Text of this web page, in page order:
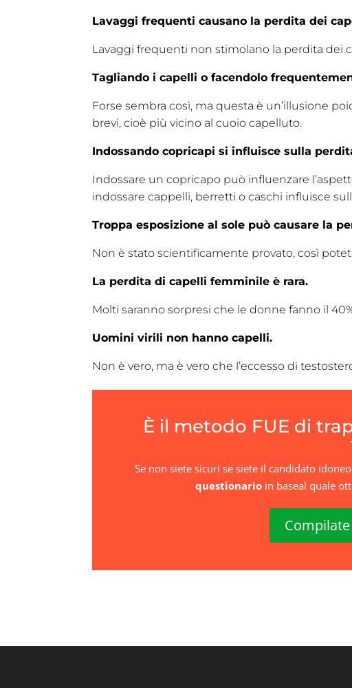
Lavaggi frequenti causano la perdita dei
Lavaggi frequenti non stimolano la perdita dei
Tagliando i capelli o facendolo
Forse sembra così, ma questa è un’illusione
brevi, cioè più vicino al cuoio capelluto.
Indossando copricapi si influisce sulla
Indossare un copricapo può influenzare
indossare cappelli, berretti o caschi influisce
Troppa esposizione al sole può causare la
Non è stato scientificamente provato, così
La perdita di capelli femminile è rara.
Molti saranno sorpresi che le donne fanno il
Uomini virili non hanno capelli.
Non è vero, ma è vero che l’eccesso di
È il metodo FUE di
Se non siete sicuri se siete il candidato
questionario in baseal quale